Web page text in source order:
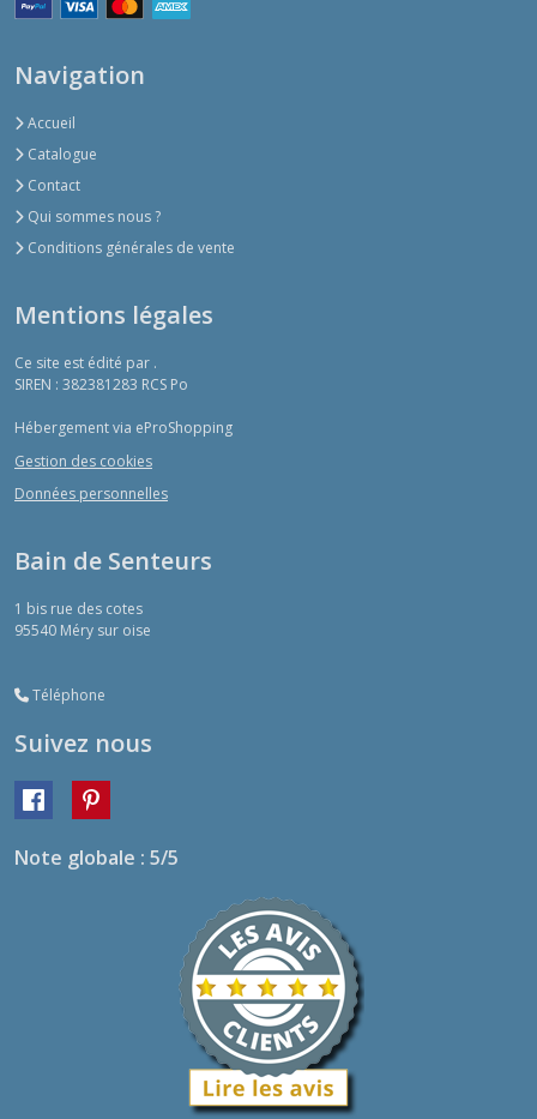
Navigation
Accueil
Catalogue
Contact
Qui sommes nous ?
Conditions générales de vente
Mentions légales
Ce site est édité par .
SIREN : 382381283 RCS Po
Hébergement via eProShopping
Gestion des cookies
Données personnelles
Bain de Senteurs
1 bis rue des cotes
95540 Méry sur oise
Téléphone
Suivez nous
Note globale : 5/5